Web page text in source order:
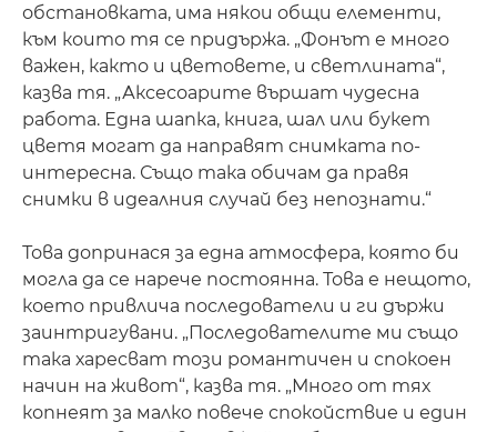
обстановката, има някои общи елементи,
към които тя се придържа. „Фонът е много
важен, както и цветовете, и светлината“,
казва тя. „Аксесоарите вършат чудесна
работа. Една шапка, книга, шал или букет
цветя могат да направят снимката по-
интересна. Също така обичам да правя
снимки в идеалния случай без непознати.“
Това допринася за една атмосфера, която би
могла да се нарече постоянна. Това е нещото,
което привлича последователи и ги държи
заинтригувани. „Последователите ми също
така харесват този романтичен и спокоен
начин на живот“, казва тя. „Много от тях
копнеят за малко повече спокойствие и един